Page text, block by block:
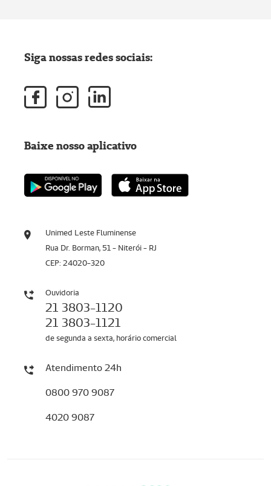
Unimed Leste Fluminense
Rua Dr. Borman, 51 - Niterói - RJ
CEP: 24020-320
Ouvidoria
21 3803-1120
21 3803-1121
de segunda a sexta, horário comercial
Atendimento 24h
0800 970 9087
4020 9087
Siga nossas redes sociais:
Baixe nosso aplicativo